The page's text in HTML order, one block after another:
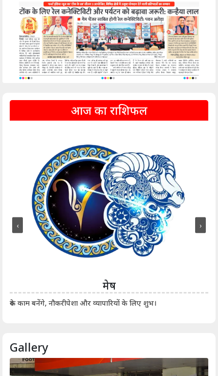
आज का राशिफल
मेष
रुके काम बनेंगे, नौकरीपेशा और व्यापारियों के लिए शुभ।
‹ ›
Gallery